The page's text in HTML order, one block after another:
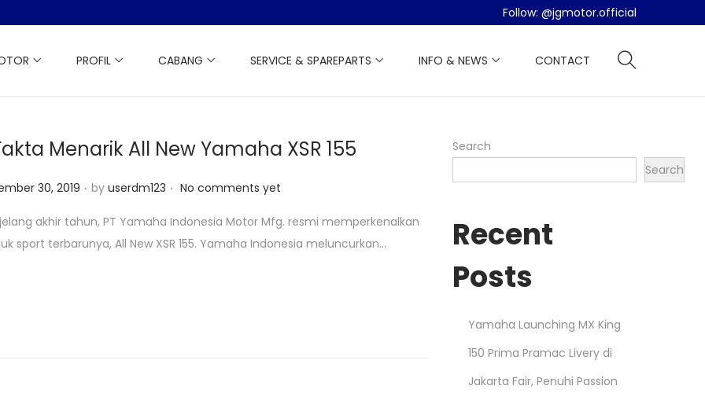
Follow:@jgmotor.official
PROFIL CABANG SERVICE & SPAREPARTS INFO & NEWS CONTACT
Menarik All New Yamaha XSR 155
30, 2019 . by userdm123 . No comments yet
akhir tahun, PT Yamaha Indonesia Motor Mfg. resmi memperkenalkan
sport terbarunya, All New XSR 155. Yamaha Indonesia meluncurkan…
Search
Search
Recent
Posts
Yamaha Launching MX King
150 Prima Pramac Livery di
Jakarta Fair, Penuhi Passion